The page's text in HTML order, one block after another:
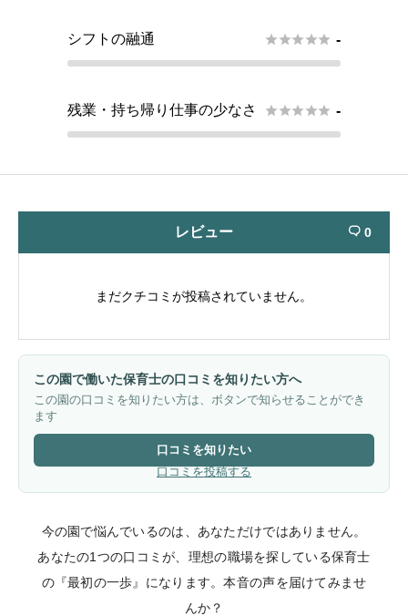
シフトの融通  -
残業・持ち帰り仕事の少なさ  -
レビュー  0
まだクチコミが投稿されていません。
この園で働いた保育士の口コミを知りたい方へ
この園の口コミを知りたい方は、ボタンで知らせることができ
ます
口コミを知りたい
口コミを投稿する
今の園で悩んでいるのは、あなただけではありません。
あなたの1つの口コミが、理想の職場を探している保育士
の『最初の一歩』になります。本音の声を届けてみませ
んか？